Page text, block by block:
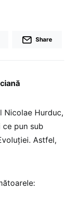
Share
Nicolae Hurduc,
pun sub
Astfel,